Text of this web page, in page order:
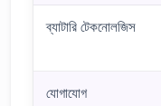
ব্যাটারি টেকনোলজিস
যোগাযোগ